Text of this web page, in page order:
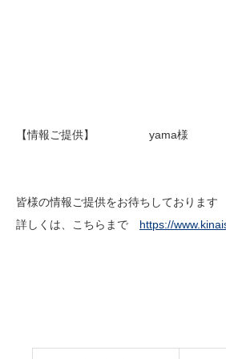
【情報ご提供】 yama様
皆様の情報ご提供をお待ちしております
詳しくは、こちらまで https://